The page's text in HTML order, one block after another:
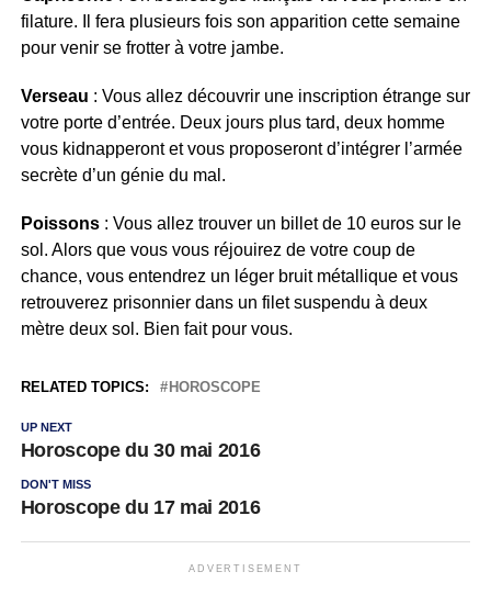
filature. Il fera plusieurs fois son apparition cette semaine
pour venir se frotter à votre jambe.
Verseau : Vous allez découvrir une inscription étrange sur
votre porte d’entrée. Deux jours plus tard, deux homme
vous kidnapperont et vous proposeront d’intégrer l’armée
secrète d’un génie du mal.
Poissons: Vous allez trouver un billet de 10 euros sur le
sol. Alors que vous vous réjouirez de votre coup de
chance, vous entendrez un léger bruit métallique et vous
retrouverez prisonnier dans un filet suspendu à deux
mètre deux sol. Bien fait pour vous.
RELATED TOPICS: HOROSCOPE
UP NEXT
Horoscope du 30 mai 2016
DON'T MISS
Horoscope du 17 mai 2016
ADVERTISEMENT